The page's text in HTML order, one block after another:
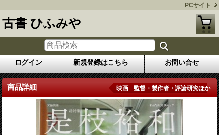
PCサイト
古書 ひふみや
ログイン 新規登録はこちら お問い合せ
商品詳細 映画 監督・製作者・評論研究ほか